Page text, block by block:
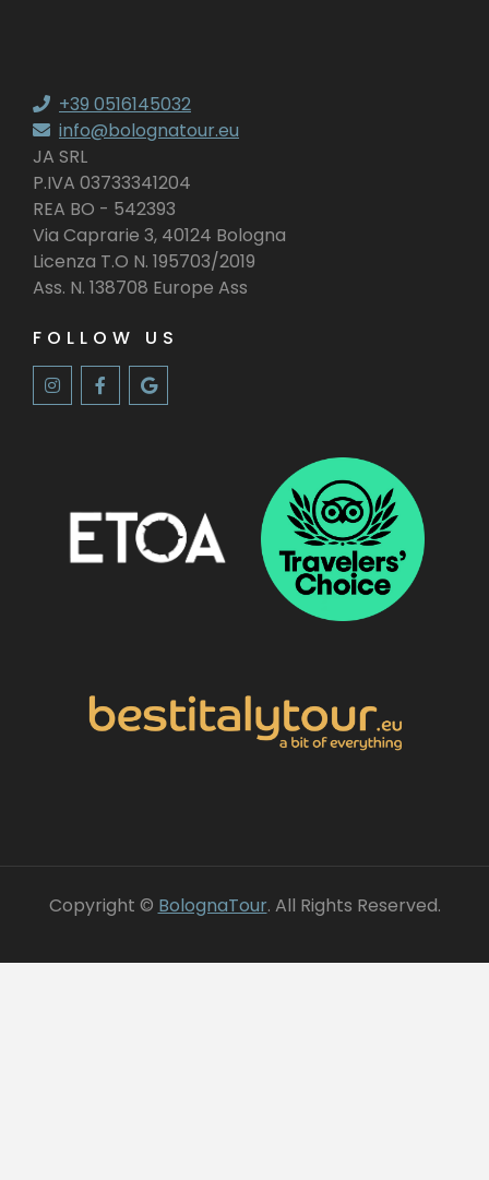
+39 0516145032
info@bolognatour.eu
JA SRL
P.IVA 03733341204
REA BO - 542393
Via Caprarie 3, 40124 Bologna
Licenza T.O N. 195703/2019
Ass. N. 138708 Europe Ass
FOLLOW US
Copyright © BolognaTour. All Rights Reserved.